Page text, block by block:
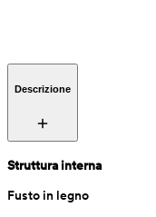
Descrizione
Struttura interna
Fusto in legno